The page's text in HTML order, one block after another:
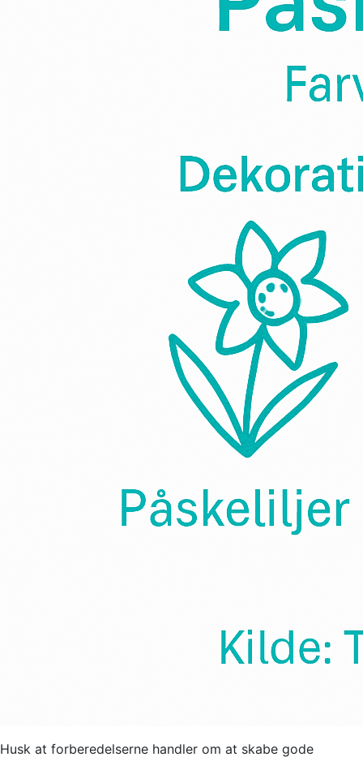
Husk at forberedelserne handler om at skabe gode